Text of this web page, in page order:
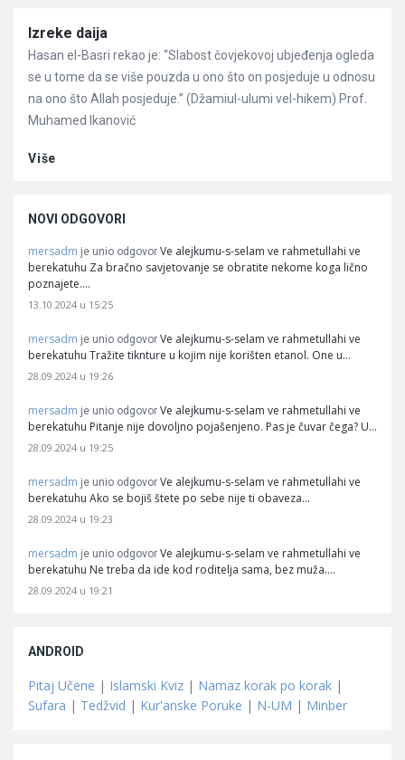
Članci
Izreke daija
Hasan el-Basri rekao je: “Slabost čovjekovoj ubjeđenja ogleda
se u tome da se više pouzda u ono što on posjeduje u odnosu
na ono što Allah posjeduje.” (Džamiul-ulumi vel-hikem) Prof.
Muhamed Ikanović
Više
NOVI ODGOVORI
mersadm je unio odgovor Ve alejkumu-s-selam ve rahmetullahi ve
berekatuhu Za bračno savjetovanje se obratite nekome koga lično
poznajete.…
13.10.2024 u 15:25
mersadm je unio odgovor Ve alejkumu-s-selam ve rahmetullahi ve
berekatuhu Tražite tiknture u kojim nije korišten etanol. One u…
28.09.2024 u 19:26
mersadm je unio odgovor Ve alejkumu-s-selam ve rahmetullahi ve
berekatuhu Pitanje nije dovoljno pojašenjeno. Pas je čuvar čega? U…
28.09.2024 u 19:25
mersadm je unio odgovor Ve alejkumu-s-selam ve rahmetullahi ve
berekatuhu Ako se bojiš štete po sebe nije ti obaveza…
28.09.2024 u 19:23
mersadm je unio odgovor Ve alejkumu-s-selam ve rahmetullahi ve
berekatuhu Ne treba da ide kod roditelja sama, bez muža.…
28.09.2024 u 19:21
ANDROID
Pitaj Učene | Islamski Kviz | Namaz korak po korak |
Sufara | Tedžvid | Kur'anske Poruke | N-UM | Minber